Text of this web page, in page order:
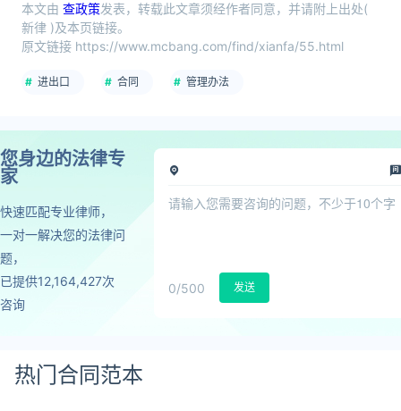
本文由 查政策发表，转载此文章须经作者同意，并请附上出处(
新律 )及本页链接。
原文链接 https://www.mcbang.com/find/xianfa/55.html
进出口 合同 管理办法
您身边的法律专
家
快速匹配专业律师，
一对一解决您的法律问
题，
已提供12,164,427次
咨询
0/500 发送
热门合同范本